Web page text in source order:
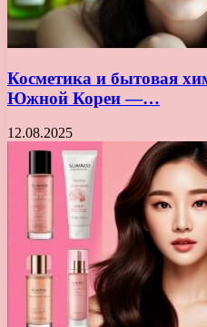
Косметика и бытовая
Южной Кореи —…
12.08.2025